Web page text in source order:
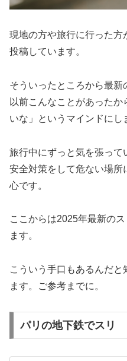
現地の方や旅行に行った
投稿しています。
そういったところから最
以前こんなことがあった
いな」というマインドにし
旅行中にずっと気を張っ
安全対策をして危ない場
心です。
ここからは2025年最新の
ます。
こういう手口もあるんだと
ます。ご参考までに。
パリの地下鉄でスリ